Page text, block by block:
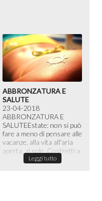
ABBRONZATURA E
SALUTE
23-04-2018
ABBRONZATURA E
SALUTE​ Estate: non si può
fare a meno di pensare alle
vacanze, alla vita all'aria
aperta, al sole. Costretti a
passare la maggior ...
Leggi tutto